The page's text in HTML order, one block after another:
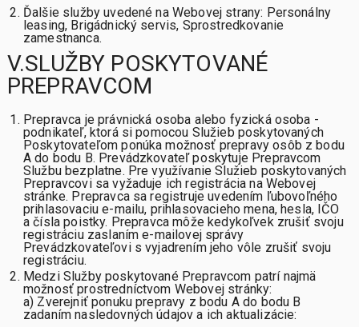
Ďalšie služby uvedené na Webovej strany: Personálny
leasing, Brigádnický servis, Sprostredkovanie
zamestnanca.
V.SLUŽBY POSKYTOVANÉ
PREPRAVCOM
Prepravca je právnická osoba alebo fyzická osoba -
podnikateľ, ktorá si pomocou Služieb poskytovaných
Poskytovateľom ponúka možnosť prepravy osôb z bodu
A do bodu B. Prevádzkovateľ poskytuje Prepravcom
Službu bezplatne. Pre využívanie Služieb poskytovaných
Prepravcovi sa vyžaduje ich registrácia na Webovej
stránke. Prepravca sa registruje uvedením ľubovoľného
prihlasovaciu e-mailu, prihlasovacieho mena, hesla, IČO
a čísla poistky. Prepravca môže kedykoľvek zrušiť svoju
registráciu zaslaním e-mailovej správy
Prevádzkovateľovi s vyjadrením jeho vôle zrušiť svoju
registráciu.
Medzi Služby poskytované Prepravcom patrí najmä
možnosť prostredníctvom Webovej stránky:
a) Zverejniť ponuku prepravy z bodu A do bodu B
zadaním nasledovných údajov a ich aktualizácie: